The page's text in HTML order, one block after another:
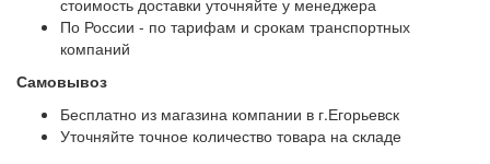
По России - по тарифам и срокам транспортных
компаний
Самовывоз
Бесплатно из магазина компании в г.Егорьевск
Уточняйте точное количество товара на складе